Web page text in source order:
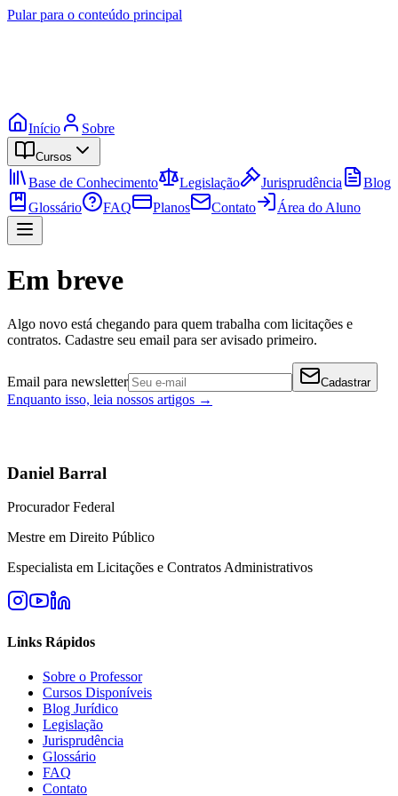
Pular para o conteúdo principal
Início Sobre
Cursos
Base de Conhecimento Legislação Jurisprudência
Blog
Glossário
FAQ Planos Contato Área do Aluno
Em breve
Algo novo está chegando para quem trabalha com licitações e
contratos. Cadastre seu email para ser avisado primeiro.
Email para newsletter Cadastrar
Enquanto isso, leia nossos artigos →
Daniel Barral
Procurador Federal
Mestre em Direito Público
Especialista em Licitações e Contratos Administrativos
Links Rápidos
Sobre o Professor
Cursos Disponíveis
Blog Jurídico
Legislação
Jurisprudência
Glossário
FAQ
Contato